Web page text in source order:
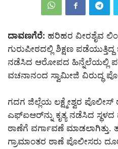
ದಾವಣಗೆರೆ: ಹರಿಹರ ವೀರಶೈವ
ಗುರುಪೀಠದಲ್ಲಿ ಶಿಕ್ಷಣ
ನಡೆಸಿದ ಆರೋಪದ ಹಿನ್ನೆಲೆಯಲ್ಲಿ
ವಚನಾನಂದ ಸ್ವಾಮೀಜಿ ವಿರುದ್ಧ
ಗದಗ ಜಿಲ್ಲೆಯ ಲಕ್ಷ್ಮೇಶ್ವರ ಪೊಲೀಸ್
ಎಫ್‌ಐಆರ್‌ನ್ನು ಕೃತ್ಯ ನಡೆಸಿದ
ಠಾಣೆಗೆ ವರ್ಗಾವಣೆ ಮಾಡಲಾಗಿತ್ತು.
ಗ್ರಾಮಾಂತರ ಠಾಣೆ ಪೊಲೀಸರು